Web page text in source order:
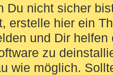
Du nicht sicher
erstelle hier ein
und Dir
zu
wie möglich.